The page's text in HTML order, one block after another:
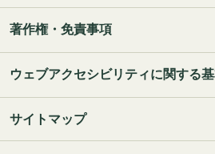
著作権・免責事項
ウェブアクセシビリティに関する
サイトマップ